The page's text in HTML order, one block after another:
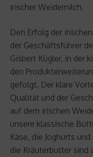
irischer Weidemilch.
Den Erfolg der
der Geschäftsführer
Gisbert Kügler, in der
den
gefolgt. Der klare
Qualität und der
auf dem irischen
unsere klassische
Käse, die Joghurts
die Kräuterbutter sind